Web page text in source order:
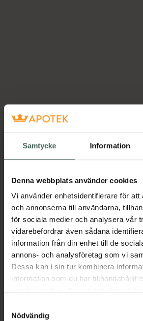
Samtycke Information
Denna webbplats använder cookies
Vi använder enhetsidentifierare för att
och annonserna till användarna,
för sociala medier och analysera vår
vidarebefordrar även sådana
information från din enhet till de
annons- och analysföretag som vi
Dessa kan i sin tur kombinera
information som du har tillhandahållit
återkalla ditt samtycke via
Nödvändig